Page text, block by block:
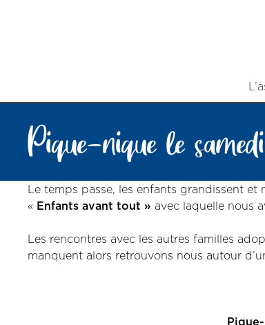
Pique-nique le
Le temps passe, les enfants grandissent et
« Enfants avant tout » avec laquelle nous
Les rencontres avec les autres familles
manquent alors retrouvons nous autour